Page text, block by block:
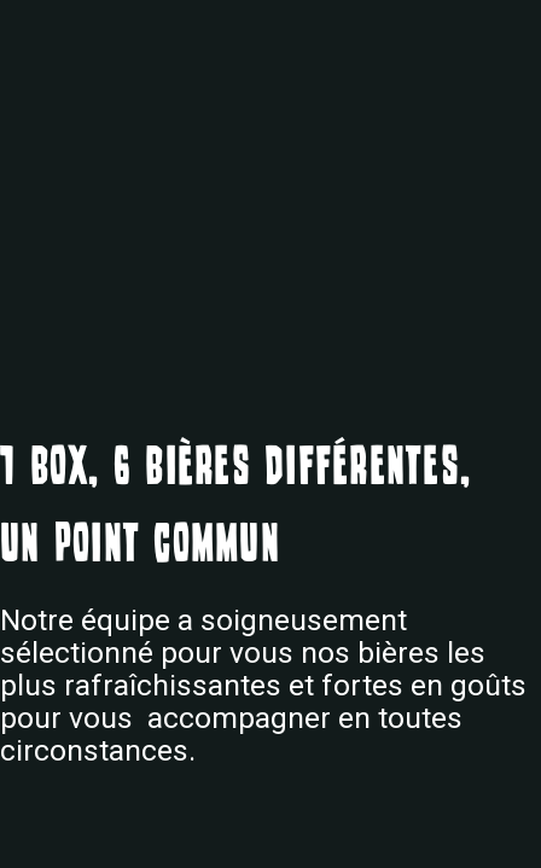
1 box, 6 bières différentes,
un point commun
Notre équipe a soigneusement
sélectionné pour vous nos bières les
plus rafraîchissantes et fortes en goûts
pour vous accompagner en toutes
circonstances.